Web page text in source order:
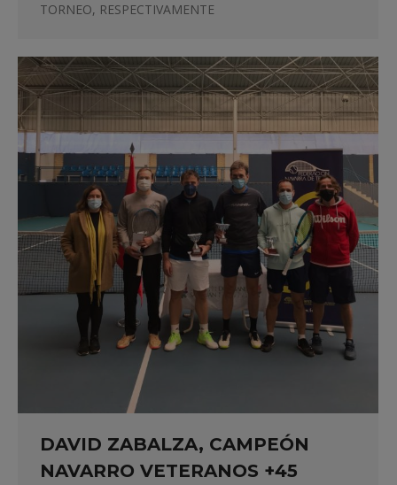
TORNEO, RESPECTIVAMENTE
DAVID ZABALZA, CAMPEÓN
NAVARRO VETERANOS +45